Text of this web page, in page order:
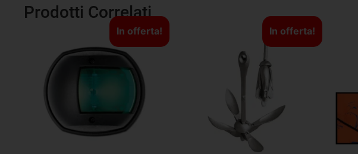
Prodotti Correlati
In offerta! In offerta!